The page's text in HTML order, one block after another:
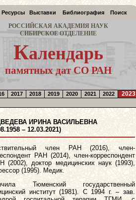
Ресурсы Выставки Библиография Поиск
РОССИЙСКАЯ АКАДЕМИЯ НАУК
СИБИРСКОЕ ОТДЕЛЕНИЕ
Календарь
памятных дат СО РАН
2017 2018 2019 2020 2021 2022 2023
ИРИНА ВАСИЛЬЕВНА
– 12.03.2021)
член РАН (2016), член-
РАН (2014), член-корреспондент
(2002), доктор медицинских наук (1993),
(1995). Медик.
Тюменский государственный
институт (1981). С 1994 г. – зав.